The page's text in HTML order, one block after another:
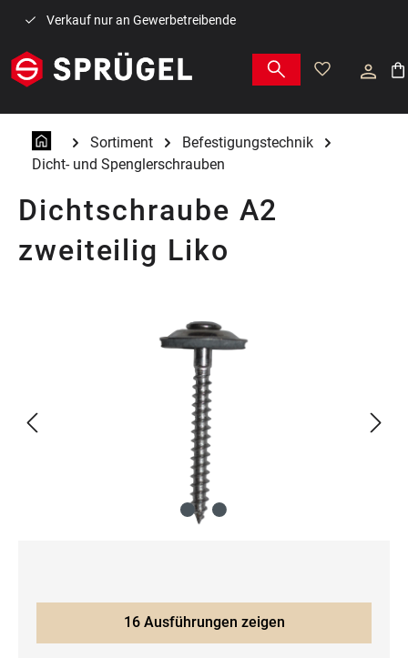
Zum Hauptinhalt springen
Verkauf nur an Gewerbetreibende
Sortiment
Befestigungstechnik
Dicht- und Spenglerschrauben
Dichtschraube A2
zweiteilig Liko
16 Ausführungen zeigen